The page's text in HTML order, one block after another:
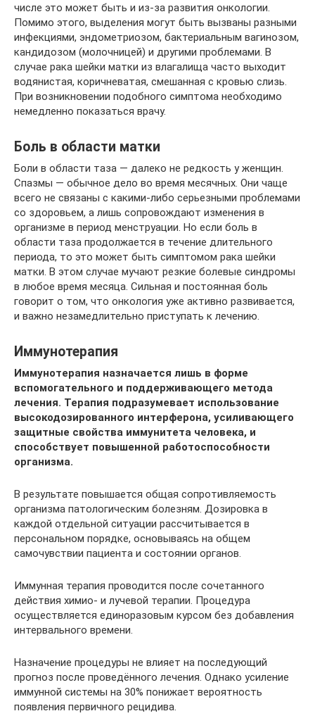
числе это может быть и из-за развития онкологии.
Помимо этого, выделения могут быть вызваны разными
инфекциями, эндометриозом, бактериальным вагинозом,
кандидозом (молочницей) и другими проблемами. В
случае рака шейки матки из влагалища часто выходит
водянистая, коричневатая, смешанная с кровью слизь.
При возникновении подобного симптома необходимо
немедленно показаться врачу.
Боль в области матки
Боли в области таза — далеко не редкость у женщин.
Спазмы — обычное дело во время месячных. Они чаще
всего не связаны с какими-либо серьезными проблемами
со здоровьем, а лишь сопровождают изменения в
организме в период менструации. Но если боль в
области таза продолжается в течение длительного
периода, то это может быть симптомом рака шейки
матки. В этом случае мучают резкие болевые синдромы
в любое время месяца. Сильная и постоянная боль
говорит о том, что онкология уже активно развивается,
и важно незамедлительно приступать к лечению.
Иммунотерапия
Иммунотерапия назначается лишь в форме
вспомогательного и поддерживающего метода
лечения. Терапия подразумевает использование
высокодозированного интерферона, усиливающего
защитные свойства иммунитета человека, и
способствует повышенной работоспособности
организма.
В результате повышается общая сопротивляемость
организма патологическим болезням. Дозировка в
каждой отдельной ситуации рассчитывается в
персональном порядке, основываясь на общем
самочувствии пациента и состоянии органов.
Иммунная терапия проводится после сочетанного
действия химио- и лучевой терапии. Процедура
осуществляется единоразовым курсом без добавления
интервального времени.
Назначение процедуры не влияет на последующий
прогноз после проведённого лечения. Однако усиление
иммунной системы на 30% понижает вероятность
появления первичного рецидива.